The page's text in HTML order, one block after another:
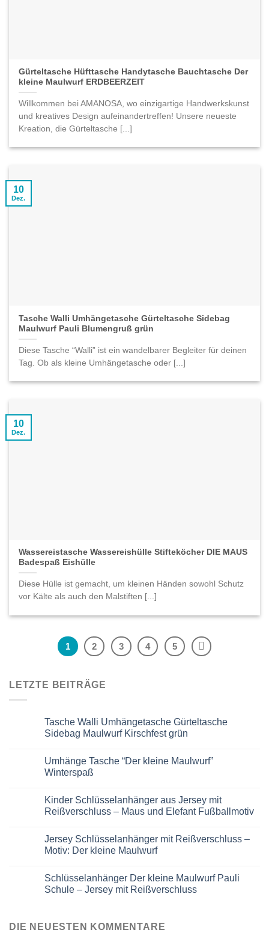
LETZTE BEITRÄGE
Tasche Walli Umhängetasche Gürteltasche
Sidebag Maulwurf Kirschfest grün
zu
Tasche
Walli
Sidebag
Maulwurf
Kirschfest
Umhänge Tasche “Der kleine Maulwurf”
Winterspaß
zu
Umhänge
Tasche
Maulwurf”
Winterspaß
Kinder Schlüsselanhänger aus Jersey mit
Reißverschluss – Maus und Elefant Fußballmotiv
zu
Kinder
Schlüsselanhänger
mit
Reißverschluss
–
Fußballmotiv
Jersey Schlüsselanhänger mit Reißverschluss –
Motiv: Der kleine Maulwurf
zu
Jersey
Schlüsselanhänger
Motiv:
Der
Schlüsselanhänger Der kleine Maulwurf Pauli
Schule – Jersey mit Reißverschluss
Schlüsselanhänger
Der
DIE NEUESTEN KOMMENTARE
Gürteltasche Hüfttasche Handytasche Bauchtasche Der
kleine Maulwurf ERDBEERZEIT
Willkommen bei AMANOSA, wo einzigartige Handwerkskunst
und kreatives Design aufeinandertreffen! Unsere neueste
Kreation, die Gürteltasche [...]
Tasche Walli Umhängetasche Gürteltasche Sidebag
Maulwurf Pauli Blumengruß grün
Diese Tasche “Walli” ist ein wandelbarer Begleiter für deinen
Tag. Ob als kleine Umhängetasche oder [...]
10
Dez.
Wassereistasche Wassereishülle Stifteköcher DIE MAUS
Badespaß Eishülle
Diese Hülle ist gemacht, um kleinen Händen sowohl Schutz
vor Kälte als auch den Malstiften [...]
10
Dez.
1 2 3 4 5